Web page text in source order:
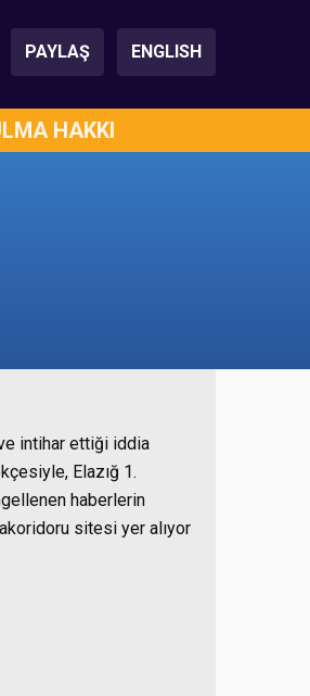
PAYLAŞ ENGLISH
HAKKI
ve intihar ettiği iddia
Elazığ 1.
haberlerin
sitesi yer alıyor